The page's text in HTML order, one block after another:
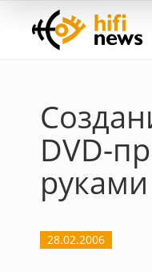
DVD-
руками
28.02.2006